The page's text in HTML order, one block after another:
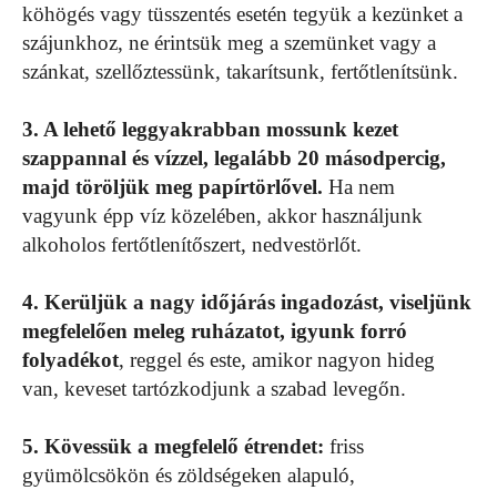
köhögés vagy tüsszentés esetén tegyük a kezünket a
szájunkhoz, ne érintsük meg a szemünket vagy a
szánkat, szellőztessünk, takarítsunk, fertőtlenítsünk.
3. A lehető leggyakrabban mossunk kezet
szappannal és vízzel, legalább 20 másodpercig,
majd töröljük meg papírtörlővel. Ha nem
vagyunk épp víz közelében, akkor használjunk
alkoholos fertőtlenítőszert, nedvestörlőt.
4. Kerüljük a nagy időjárás ingadozást, viseljünk
megfelelően meleg ruházatot, igyunk forró
folyadékot, reggel és este, amikor nagyon hideg
van, keveset tartózkodjunk a szabad levegőn.
5. Kövessük a megfelelő étrendet: friss
gyümölcsökön és zöldségeken alapuló,